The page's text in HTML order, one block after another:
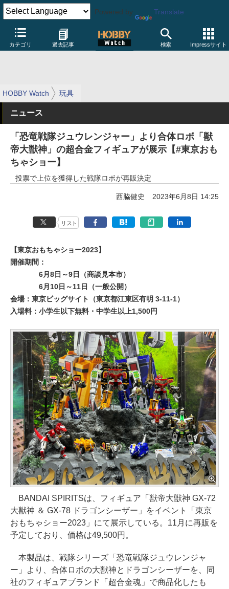
Powered by Translate
カテゴリ 過去記事 検索 Impressサイト
HOBBY Watch 玩具
ニュース
「恐竜戦隊ジュウレンジャー」より合体ロボ「獣
帝大獣神」の超合金フィギュアが展示【#東京おも
ちゃショー】
投票で上位を獲得した戦隊ロボが再販決定
西脇健史 2023年6月8日 14:25
リスト
【東京おもちゃショー2023】
開催期間：
6月8日～9日（商談見本市）
6月10日～11日（一般公開）
会場：東京ビッグサイト（東京都江東区有明 3-11-1）
入場料：小学生以下無料・中学生以上1,500円
BANDAI SPIRITSは、フィギュア「獣帝大獣神 GX-72
大獣神 ＆ GX-78 ドラゴンシーザー」をイベント「東京
おもちゃショー2023」にて展示している。11月に再販を
予定しており、価格は49,500円。
本製品は、戦隊シリーズ「恐竜戦隊ジュウレンジャ
ー」より、合体ロボの大獣神とドラゴンシーザーを、同
社のフィギュアブランド「超合金魂」で商品化したも